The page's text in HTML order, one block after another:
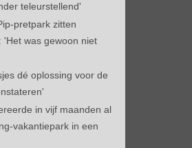
teleurstellend'
pretpark zitten
was gewoon niet
dé oplossing voor de
in vijf maanden al
vakantiepark in een